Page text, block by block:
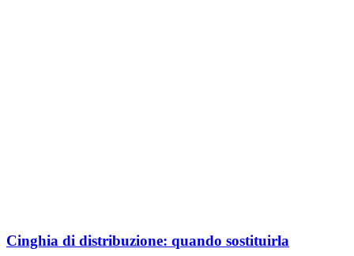
Cinghia di distribuzione: quando sostituirla